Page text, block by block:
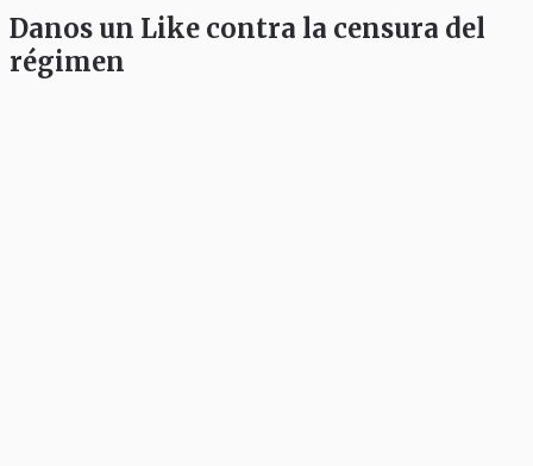
Danos un Like contra la censura del
régimen